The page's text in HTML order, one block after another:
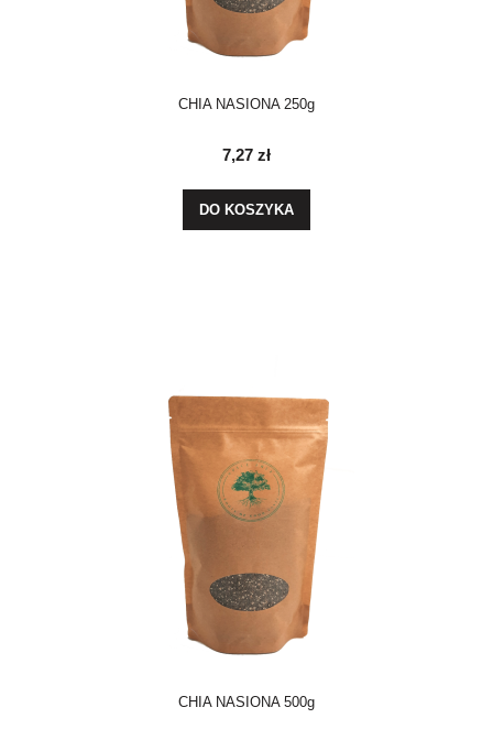
CHIA NASIONA 250g
7,27 zł
DO KOSZYKA
CHIA NASIONA 500g